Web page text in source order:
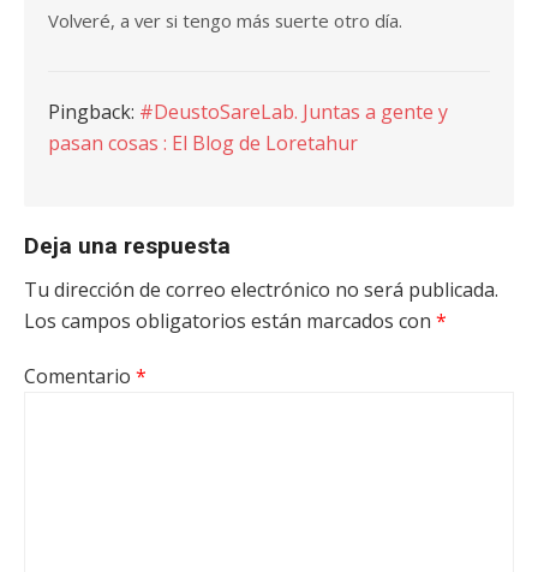
Volveré, a ver si tengo más suerte otro día.
Pingback: #DeustoSareLab. Juntas a gente y
pasan cosas : El Blog de Loretahur
Deja una respuesta
Tu dirección de correo electrónico no será publicada.
Los campos obligatorios están marcados con *
Comentario *